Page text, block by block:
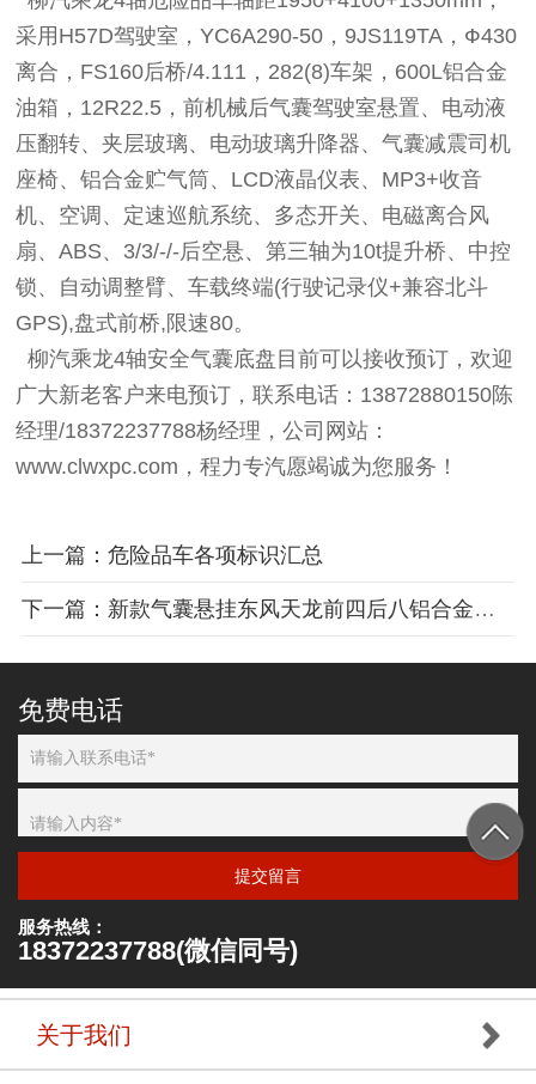
采用H57D驾驶室，YC6A290-50，9JS119TA，Ф430
离合，FS160后桥/4.111，282(8)车架，600L铝合金
油箱，12R22.5，前机械后气囊驾驶室悬置、电动液
压翻转、夹层玻璃、电动玻璃升降器、气囊减震司机
座椅、铝合金贮气筒、LCD液晶仪表、MP3+收音
机、空调、定速巡航系统、多态开关、电磁离合风
扇、ABS、3/3/-/-后空悬、第三轴为10t提升桥、中控
锁、自动调整臂、车载终端(行驶记录仪+兼容北斗
GPS),盘式前桥,限速80。
柳汽乘龙4轴安全气囊底盘目前可以接收预订，欢迎
广大新老客户来电预订，联系电话：13872880150陈
经理/18372237788杨经理，公司网站：
www.clwxpc.com，程力专汽愿竭诚为您服务！
上一篇：危险品车各项标识汇总
下一篇：新款气囊悬挂东风天龙前四后八铝合金运油车
免费电话
提交留言
服务热线：
18372237788(微信同号)
关于我们